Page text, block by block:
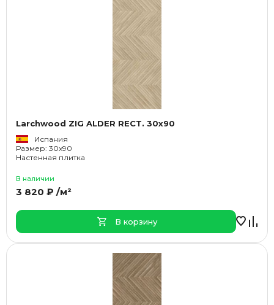
Larchwood ZIG ALDER RECT. 30x90
Испания
Размер: 30x90
Настенная плитка
В наличии
3 820 ₽ /м²
В корзину